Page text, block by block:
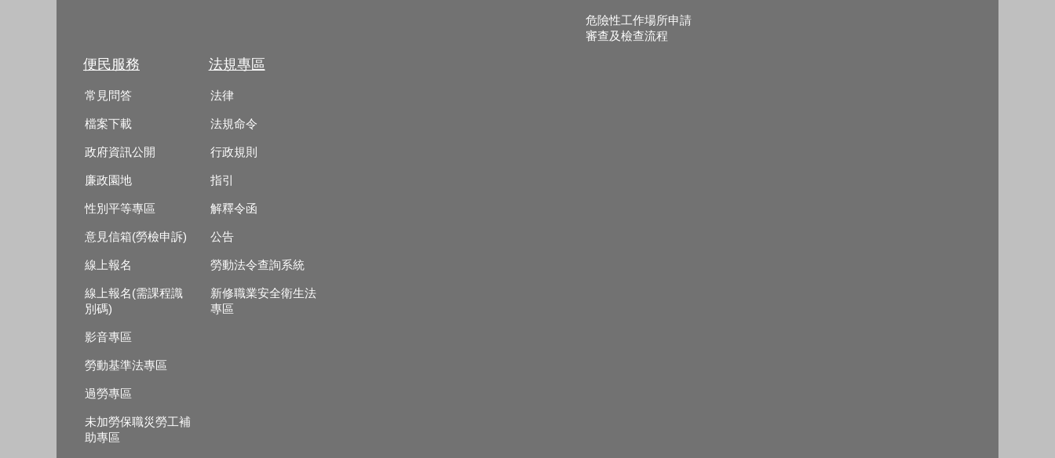
危險性工作場所申請
審查及檢查流程
便民服務
常見問答
檔案下載
政府資訊公開
廉政園地
性別平等專區
意見信箱(勞檢申訴)
線上報名
線上報名(需課程識
別碼)
影音專區
勞動基準法專區
過勞專區
未加勞保職災勞工補
助專區
法規專區
法律
法規命令
行政規則
指引
解釋令函
公告
勞動法令查詢系統
新修職業安全衛生法
專區